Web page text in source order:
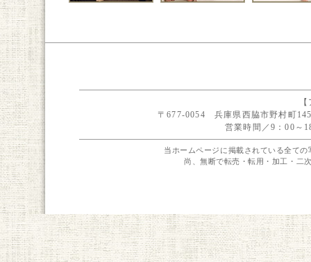
〒677-0054 兵庫県西脇市野村町
営業時間／9：00～
当ホームページに掲載されている全て
尚、無断で転売・転用・加工・二